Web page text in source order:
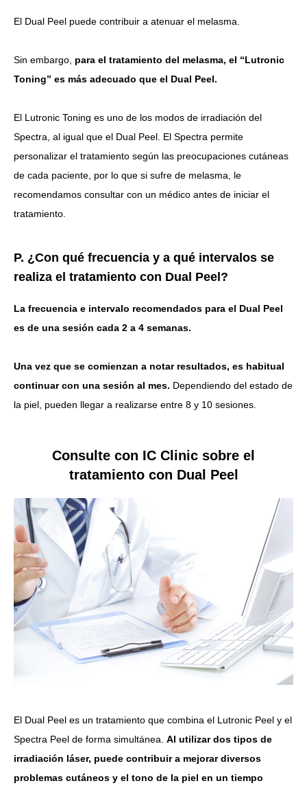
El Dual Peel puede contribuir a atenuar el melasma.
Sin embargo, para el tratamiento del melasma, el “Lutronic
Toning” es más adecuado que el Dual Peel.
El Lutronic Toning es uno de los modos de irradiación del
Spectra, al igual que el Dual Peel. El Spectra permite
personalizar el tratamiento según las preocupaciones cutáneas
de cada paciente, por lo que si sufre de melasma, le
recomendamos consultar con un médico antes de iniciar el
tratamiento.
P. ¿Con qué frecuencia y a qué intervalos se
realiza el tratamiento con Dual Peel?
La frecuencia e intervalo recomendados para el Dual Peel
es de una sesión cada 2 a 4 semanas.
Una vez que se comienzan a notar resultados, es habitual
continuar con una sesión al mes. Dependiendo del estado de
la piel, pueden llegar a realizarse entre 8 y 10 sesiones.
Consulte con IC Clinic sobre el
tratamiento con Dual Peel
El Dual Peel es un tratamiento que combina el Lutronic Peel y el
Spectra Peel de forma simultánea. Al utilizar dos tipos de
irradiación láser, puede contribuir a mejorar diversos
problemas cutáneos y el tono de la piel en un tiempo